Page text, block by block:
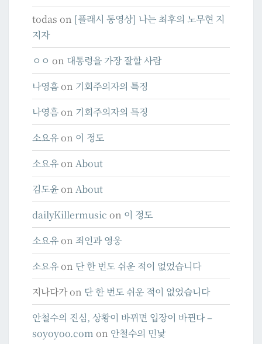
todas on [플래시 동영상] 나는 최후의 노무현 지
지자
ㅇㅇ on 대통령을 가장 잘할 사람
나영흠on 기회주의자의 특징
나영흠on 기회주의자의 특징
소요유on 이 정도
소요유on About
김도윤on About
dailyKillermusic on 이 정도
소요유on 죄인과 영웅
소요유on 단 한 번도 쉬운 적이 없었습니다
지나다가on 단 한 번도 쉬운 적이 없었습니다
안철수의 진심, 상황이 바뀌면 입장이 바뀐다 –
soyoyoo.com on 안철수의 민낯